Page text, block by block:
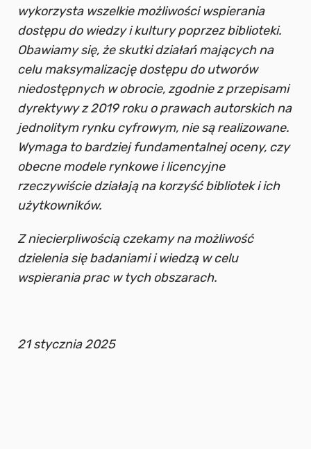
wykorzysta wszelkie możliwości wspierania
dostępu do wiedzy i kultury poprzez biblioteki.
Obawiamy się, że skutki działań mających na
celu maksymalizację dostępu do utworów
niedostępnych w obrocie, zgodnie z przepisami
dyrektywy z 2019 roku o prawach autorskich na
jednolitym rynku cyfrowym, nie są realizowane.
Wymaga to bardziej fundamentalnej oceny, czy
obecne modele rynkowe i licencyjne
rzeczywiście działają na korzyść bibliotek i ich
użytkowników.
Z niecierpliwością czekamy na możliwość
dzielenia się badaniami i wiedzą w celu
wspierania prac w tych obszarach.
21 stycznia 2025